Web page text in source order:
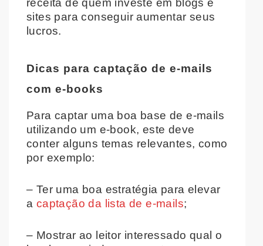
receita de quem investe em blogs e
sites para conseguir aumentar seus
lucros.
Dicas para captação de e-mails
com e-books
Para captar uma boa base de e-mails
utilizando um e-book, este deve
conter alguns temas relevantes, como
por exemplo:
– Ter uma boa estratégia para elevar
a captação da lista de e-mails;
– Mostrar ao leitor interessado qual o